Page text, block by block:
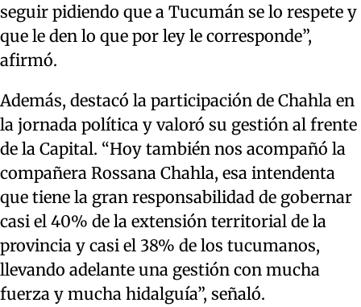
seguir pidiendo que a Tucumán se lo respete y
que le den lo que por ley le corresponde”,
afirmó.
Además, destacó la participación de Chahla en
la jornada política y valoró su gestión al frente
de la Capital. “Hoy también nos acompañó la
compañera Rossana Chahla, esa intendenta
que tiene la gran responsabilidad de gobernar
casi el 40% de la extensión territorial de la
provincia y casi el 38% de los tucumanos,
llevando adelante una gestión con mucha
fuerza y mucha hidalguía”, señaló.